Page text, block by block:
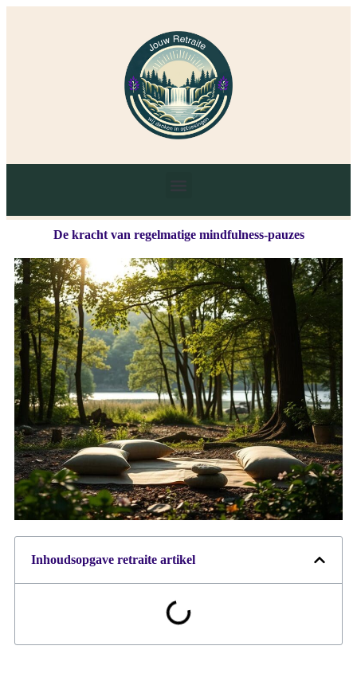
De kracht van regelmatige mindfulness-pauzes
Inhoudsopgave retraite artikel